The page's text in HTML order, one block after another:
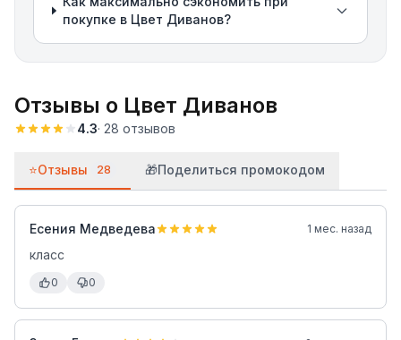
покупке в Цвет Диванов?
Отзывы о Цвет Диванов
4.3· 28 отзывов
⭐Отзывы 28 🎁Поделиться промокодом
Есения Медведева 1 мес. назад
класс
0 0